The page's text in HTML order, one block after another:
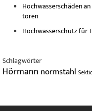
Hochwasserschäden
toren
Hochwasserschutz für
Schlagwörter
Hörmann normstahl